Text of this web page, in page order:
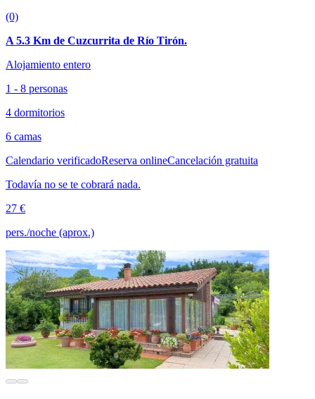
(0)
A 5.3 Km de Cuzcurrita de Río Tirón.
Alojamiento entero
1 - 8 personas
4 dormitorios
6 camas
Calendario verificadoReserva onlineCancelación gratuita
Todavía no se te cobrará nada.
27 €
pers./noche (aprox.)